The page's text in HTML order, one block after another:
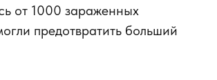
от 1000 зараженных
предотвратить больший